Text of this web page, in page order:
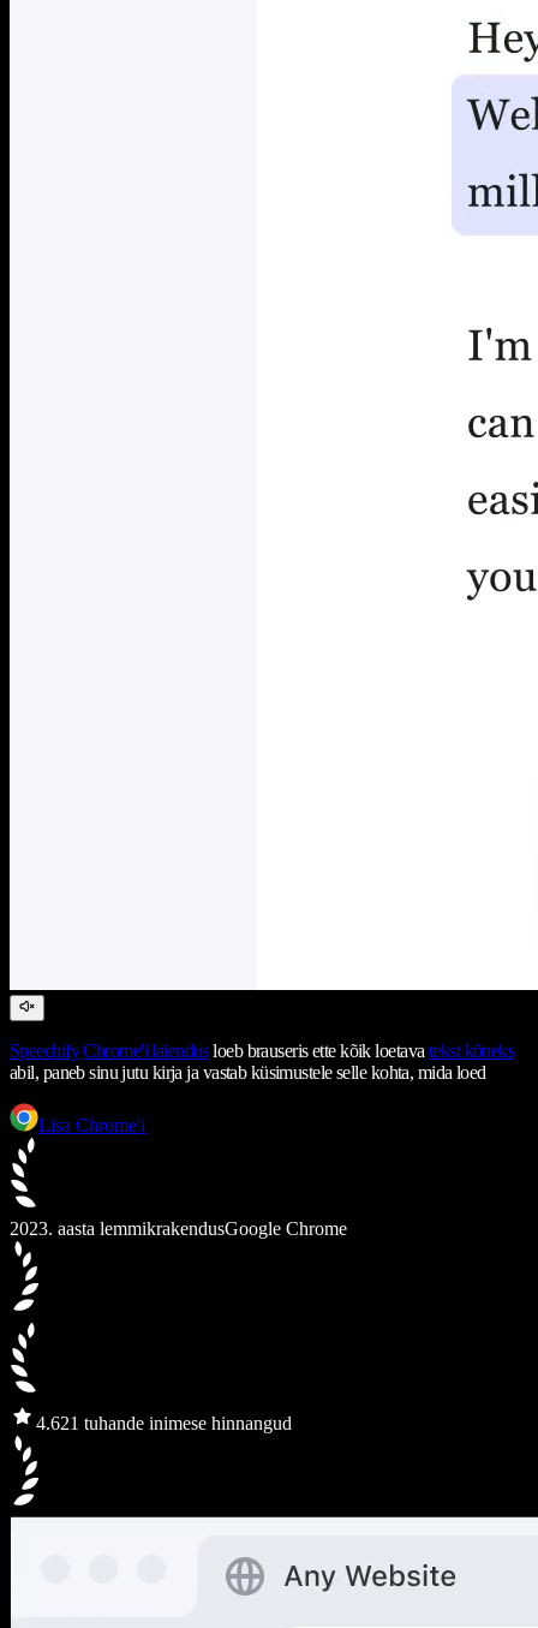
Speechify Chrome'i laiendusloeb brauseris ette kõik loetava tekst kõneks
abil, paneb sinu jutu kirja ja vastab küsimustele selle kohta, mida loed
Lisa Chrome'i
2023. aasta lemmikrakendusGoogle Chrome
4.621 tuhande inimese hinnangud